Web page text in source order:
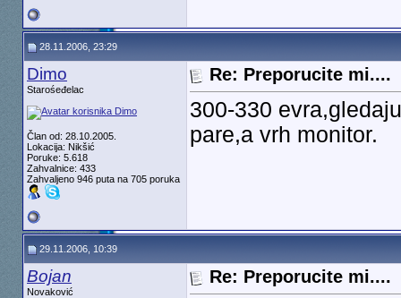
28.11.2006, 23:29
Dimo
Starośeđelac
Član od: 28.10.2005.
Lokacija: Nikšić
Poruke: 5.618
Zahvalnice: 433
Zahvaljeno 946 puta na 705 poruka
Re: Preporucite mi....
300-330
pare,a vrh monitor.
29.11.2006, 10:39
Bojan
Novaković
Re: Preporucite mi....